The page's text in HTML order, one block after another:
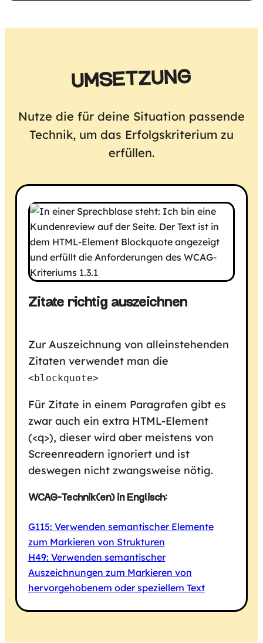
UMSETZUNG
Nutze die für deine Situation passende
Technik, um das Erfolgskriterium zu
erfüllen.
Zitate richtig auszeichnen
Zur Auszeichnung von alleinstehenden
Zitaten verwendet man die
<blockquote>
Für Zitate in einem Paragrafen gibt es
zwar auch ein extra HTML-Element
(<q>), dieser wird aber meistens von
Screenreadern ignoriert und ist
deswegen nicht zwangsweise nötig.
WCAG-Technik(en) in Englisch:
G115: Verwenden semantischer Elemente
zum Markieren von Strukturen
H49: Verwenden semantischer
Auszeichnungen zum Markieren von
hervorgehobenem oder speziellem Text